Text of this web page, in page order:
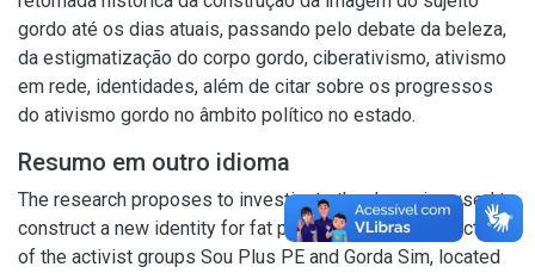
gordo até os dias atuais, passando pelo debate da beleza,
da estigmatização do corpo gordo, ciberativismo, ativismo
em rede, identidades, além de citar sobre os progressos
do ativismo gordo no âmbito político no estado.
Resumo em outro idioma
The research proposes to investigate the dynamics used to
construct a new identity for fat people based on the action
of the activist groups Sou Plus PE and Gorda Sim, located